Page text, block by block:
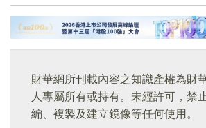
財華網所刊載內容之知識產權為財
人專屬所有或持有。未經許可，禁
編、複製及建立鏡像等任何使用。